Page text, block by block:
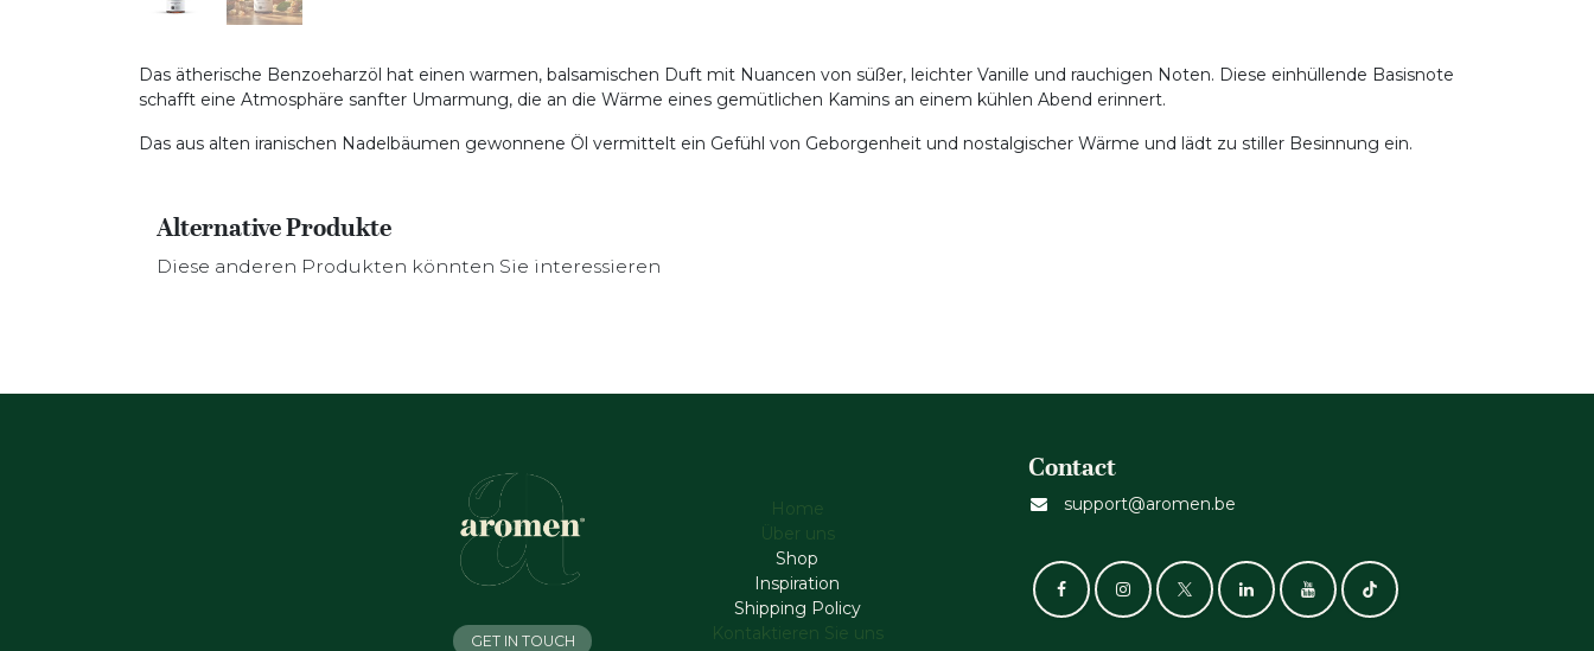
Das ätherische Benzoeharzöl hat einen warmen, balsamischen Duft mit Nuancen von süßer, leichter Vanille und rauchigen Noten. Diese einhüllende Basisnote
schafft eine Atmosphäre sanfter Umarmung, die an die Wärme eines gemütlichen Kamins an einem kühlen Abend erinnert.
Das aus alten iranischen Nadelbäumen gewonnene Öl vermittelt ein Gefühl von Geborgenheit und nostalgischer Wärme und lädt zu stiller Besinnung ein.
Alternative Produkte
Diese anderen Produkten könnten Sie interessieren
Home
Über uns
Shop
Inspiration
Shipping Policy
Kontaktieren Sie uns
Contact
support@aromen.be
GET IN TOUCH